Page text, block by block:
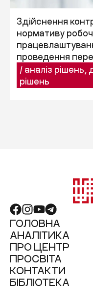
Здійснення
нормативу
проведення
/ аналіз рішень,
рішень
ГОЛОВНА
АНАЛІТИКА
ПРО ЦЕНТР
ПРОСВІТА
КОНТАКТИ
БІБЛІОТЕКА